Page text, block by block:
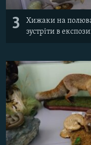
3
Хижаки на
зустріти в